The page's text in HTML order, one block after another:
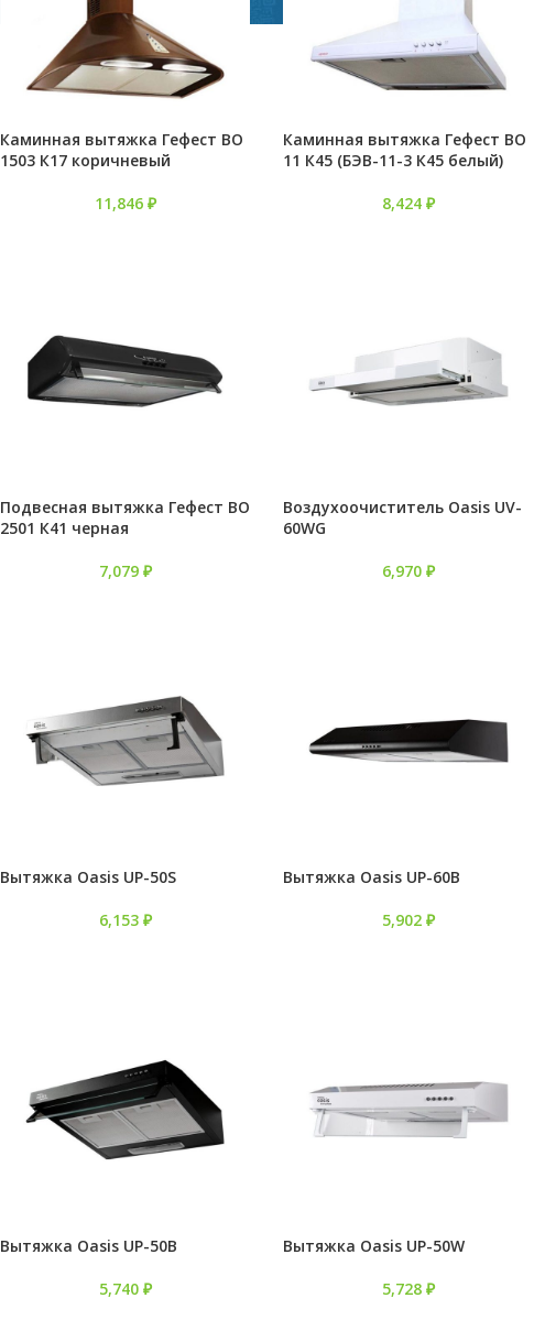
Каминная вытяжка Гефест ВО
1503 К17 коричневый
11,846 ₽
Каминная вытяжка Гефест ВО
11 К45 (БЭВ-11-3 К45 белый)
8,424₽
Подвесная вытяжка Гефест ВО
2501 К41 черная
7,079 ₽
Воздухоочиститель Oasis UV-
60WG
6,970₽
Вытяжка Oasis UP-50S
6,153 ₽
Вытяжка Oasis UP-60B
5,902₽
Вытяжка Oasis UP-50B
5,740 ₽
Вытяжка Oasis UP-50W
5,728₽